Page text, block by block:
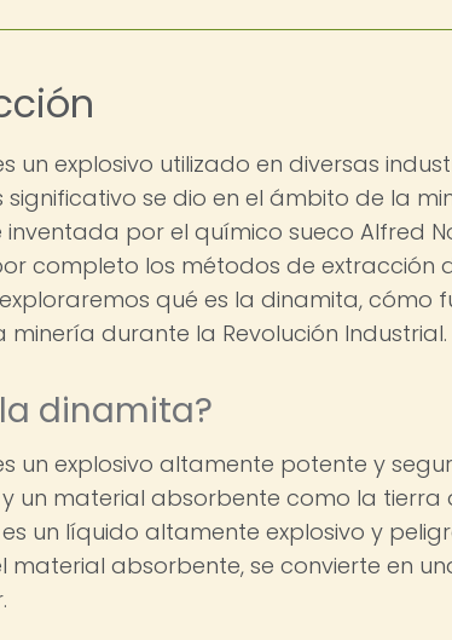
un explosivo utilizado en diversas
se dio en el ámbito de la
inventada por el químico sueco Alfred
completo los métodos de extracción
qué es la dinamita, cómo
durante la Revolución Industrial.
dinamita?
un explosivo altamente potente y
un material absorbente como la tierra
un líquido altamente explosivo y
material absorbente, se convierte en